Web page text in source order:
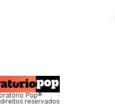
Pop®
reservados